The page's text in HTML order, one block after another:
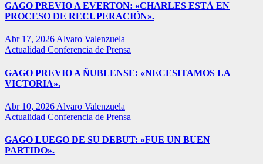
GAGO PREVIO A EVERTON: «CHARLES ESTÁ EN
PROCESO DE RECUPERACIÓN».
Abr 17, 2026 Alvaro Valenzuela
Actualidad Conferencia de Prensa
GAGO PREVIO A ÑUBLENSE: «NECESITAMOS LA
VICTORIA».
Abr 10, 2026 Alvaro Valenzuela
Actualidad Conferencia de Prensa
GAGO LUEGO DE SU DEBUT: «FUE UN BUEN
PARTIDO».